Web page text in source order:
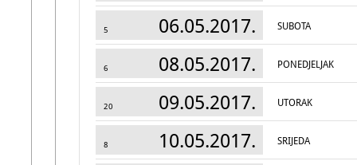
5 06.05.2017. SUBOTA
6 08.05.2017. PONEDJELJAK
20 09.05.2017. UTORAK
8 10.05.2017. SRIJEDA